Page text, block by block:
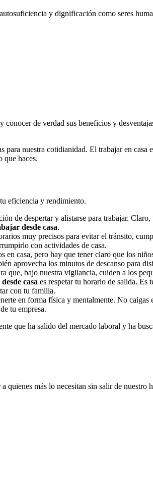
y dignificación como seres
de verdad sus beneficios y
nuestra cotidianidad. El trabajar en casa
que haces.
eficiencia y rendimiento.
de despertar y alistarse para trabajar.
desde casa.
muy precisos para evitar el tránsito,
con actividades de casa.
casa, pero hay que tener claro que los
aprovecha los minutos de descanso para
bajo nuestra vigilancia, cuiden a los
casa es respetar tu horario de salida. Es
con tu familia.
en forma física y mentalmente. No
tu empresa.
que ha salido del mercado laboral y ha
más lo necesitan sin salir de